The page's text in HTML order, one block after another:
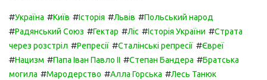
#Україна #Київ #Історія #Львів #Польський народ
#Радянський Союз #Гектар #Ліс #Історія України #Страта
через розстріл #Репресії #Сталінські репресії #Євреї
#Нацизм #Папа Іван Павло ІІ #Степан Бандера #Братська
могила #Мародерство #Алла Горська #Лесь Танюк